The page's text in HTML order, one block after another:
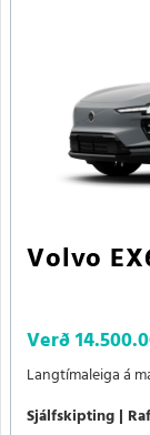
Volvo
Verð
Langtímaleiga á
Sjálfskipting